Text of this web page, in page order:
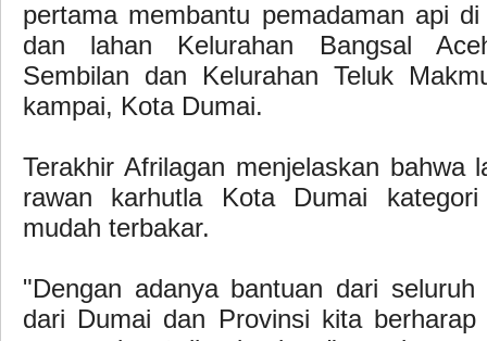
pertama membantu pemadaman api
dan lahan Kelurahan Bangsal
Sembilan dan Kelurahan Teluk
kampai, Kota Dumai.
Terakhir Afrilagan menjelaskan bahwa
rawan karhutla Kota Dumai
mudah terbakar.
"Dengan adanya bantuan dari
dari Dumai dan Provinsi kita